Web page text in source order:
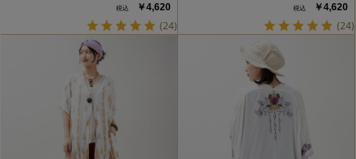
￥4,620
(24)
￥4,620
(24)